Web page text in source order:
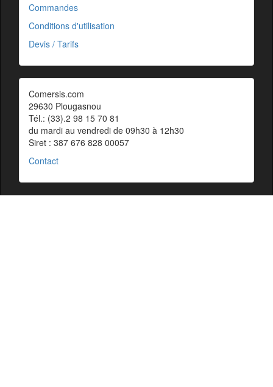
Commandes
Conditions d'utilisation
Devis / Tarifs
Comersis.com
29630 Plougasnou
Tél.: (33).2 98 15 70 81
du mardi au vendredi de 09h30 à 12h30
Siret : 387 676 828 00057
Contact